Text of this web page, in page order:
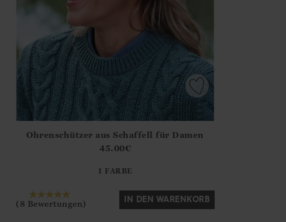
?? ""
Ohrenschützer aus Schaffell für Damen
45.00€
1 FARBE
(8 Bewertungen) IN DEN WARENKORB